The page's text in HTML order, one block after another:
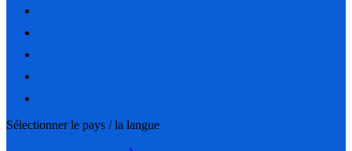
Sélectionner le pays / la langue